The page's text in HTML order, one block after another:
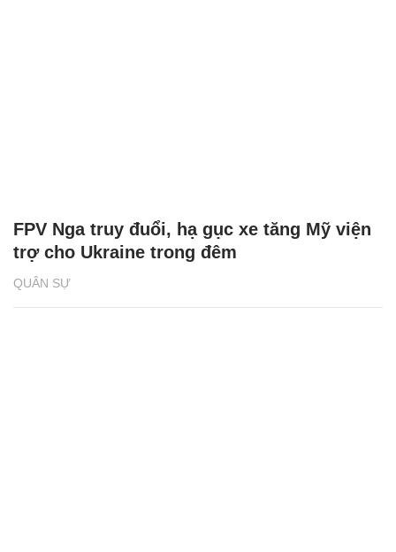
QUÂN SỰ
FPV Nga truy đuổi, hạ gục xe tăng Mỹ viện
trợ cho Ukraine trong đêm